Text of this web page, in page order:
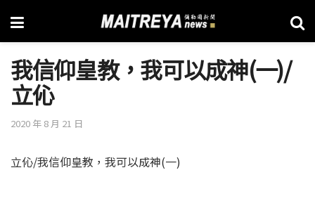
我信仰皇教，我可以成神(一)/
立伈
2020 年 8 月 21 日
立伈/我信仰皇教，我可以成神(一)